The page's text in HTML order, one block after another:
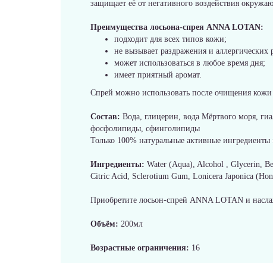
защищает её от негативного воздействия
Преимущества лосьона-спрея ANNA LOTAN:
подходит для всех типов кожи;
не вызывает раздражения и аллергических
может использоваться в любое время дня;
имеет приятный аромат.
Спрей можно использовать после очищения
Состав: Вода, глицерин, вода Мёртвого моря,
фосфолипиды, сфинголипиды
Только 100% натуральные активные ингредиенты
Ингредиенты: Water (Aqua), Alcohol , Glycerin,
Citric Acid, Sclerotium Gum, Lonicera Japonica
Приобретите лосьон-спрей ANNA LOTAN и
Объём: 200мл
Возрастные ограничения: 16